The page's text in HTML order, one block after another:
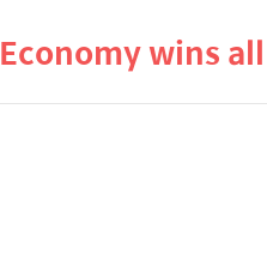
Economy wins all